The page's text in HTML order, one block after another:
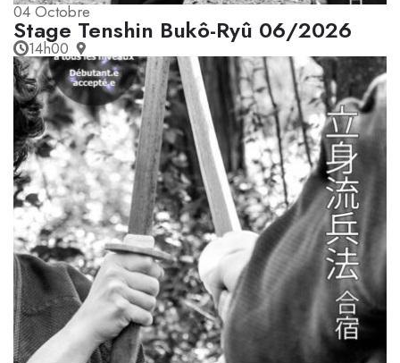
04 Octobre
Stage Tenshin Bukô-Ryû 06/2026
14h00